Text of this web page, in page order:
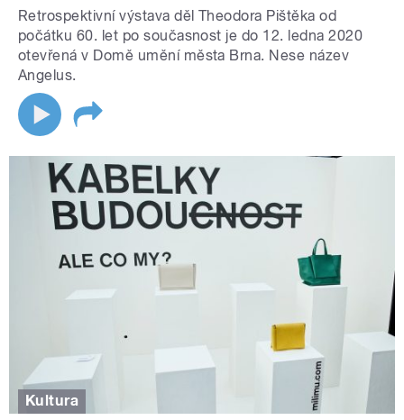
Retrospektivní výstava děl Theodora Pištěka od
počátku 60. let po současnost je do 12. ledna 2020
otevřená v Domě umění města Brna. Nese název
Angelus.
Kultura